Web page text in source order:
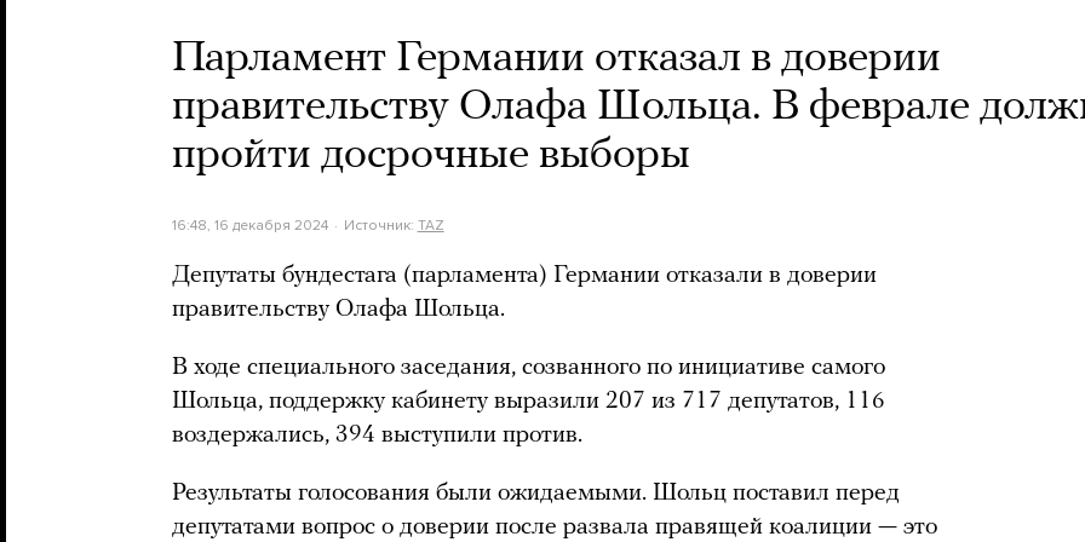
Парламент Германии отказал в доверии
правительству Олафа Шольца. В феврале
пройти досрочные выборы
16:48, 16 декабря 2024 Источник: TAZ
Депутаты бундестага (парламента) Германии отказали в доверии
правительству Олафа Шольца.
В ходе специального заседания, созванного по инициативе самого
Шольца, поддержку кабинету выразили 207 из 717 депутатов, 116
воздержались, 394 выступили против.
Результаты голосования были ожидаемыми. Шольц поставил перед
депутатами вопрос о доверии после развала правящей коалиции — это